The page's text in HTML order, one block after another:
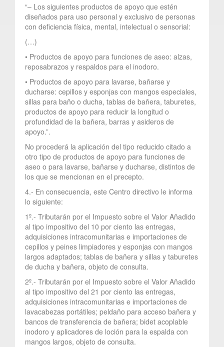
“– Los siguientes productos de apoyo que estén
diseñados para uso personal y exclusivo de personas
con deficiencia física, mental, intelectual o sensorial:
(…)
• Productos de apoyo para funciones de aseo: alzas,
reposabrazos y respaldos para el inodoro.
• Productos de apoyo para lavarse, bañarse y
ducharse: cepillos y esponjas con mangos especiales,
sillas para baño o ducha, tablas de bañera, taburetes,
productos de apoyo para reducir la longitud o
profundidad de la bañera, barras y asideros de
apoyo.”.
No procederá la aplicación del tipo reducido citado a
otro tipo de productos de apoyo para funciones de
aseo o para lavarse, bañarse y ducharse, distintos de
los que se mencionan en el precepto.
4.- En consecuencia, este Centro directivo le informa
lo siguiente:
1º.- Tributarán por el Impuesto sobre el Valor Añadido
al tipo impositivo del 10 por ciento las entregas,
adquisiciones intracomunitarias e importaciones de
cepillos y peines limpiadores y esponjas con mangos
largos adaptados; tablas de bañera y sillas y taburetes
de ducha y bañera, objeto de consulta.
2º.- Tributarán por el Impuesto sobre el Valor Añadido
al tipo impositivo del 21 por ciento las entregas,
adquisiciones intracomunitarias e importaciones de
lavacabezas portátiles; peldaño para acceso bañera y
bancos de transferencia de bañera; bidet acoplable
inodoro y aplicadores de loción para la espalda con
mangos largos, objeto de consulta.